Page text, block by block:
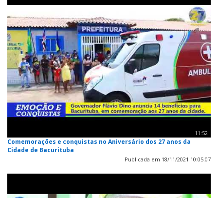
11:52
Comemorações e conquistas no Aniversário dos 27 anos da
Cidade de Bacurituba
Publicada em 18/11/2021 10:05:07